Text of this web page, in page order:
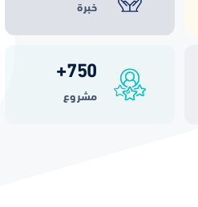
خبرة
+750
مشروع